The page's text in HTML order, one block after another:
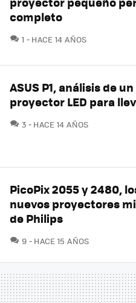
completo
1 COMENTARIOS
HACE 14 AÑOS
ASUS P1, análisis de un
proyector LED para
3 COMENTARIOS
HACE 14 AÑOS
PicoPix 2055 y 2480,
nuevos proyectores
de Philips
9 COMENTARIOS
HACE 15 AÑOS